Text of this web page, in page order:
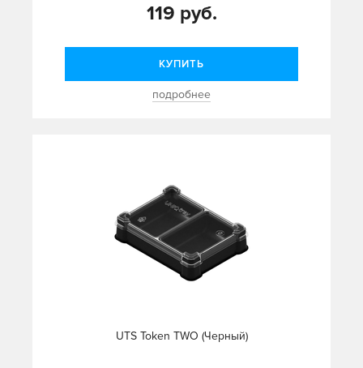
119 руб.
КУПИТЬ
подробнее
UTS Token TWO (Черный)